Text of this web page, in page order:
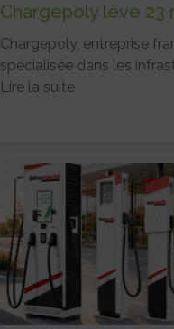
Chargepoly lève 23
Chargepoly, entreprise
spécialisée dans les
Lire la suite